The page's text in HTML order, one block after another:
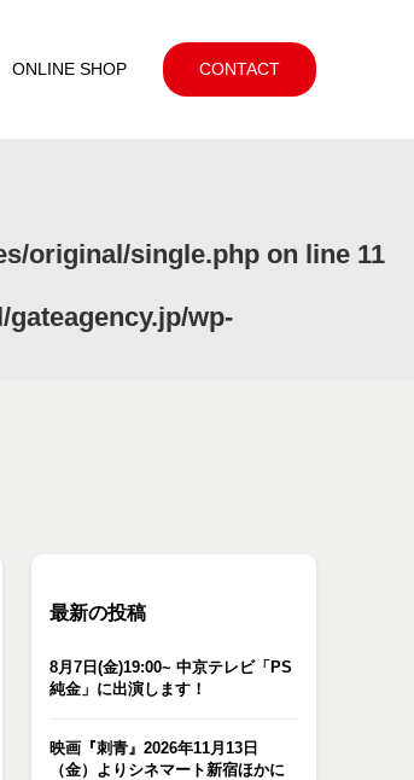
ONLINE SHOP CONTACT
original/single.phpon line 11
wp-
最新の投稿
8月7日(金)19:00~ 中京テレビ「PS
純金」に出演します！
映画『刺青』2026年11月13日
（金）よりシネマート新宿ほかに